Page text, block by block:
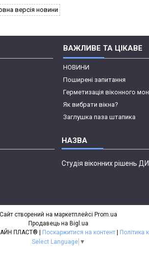
версія новини
ВАЖЛИВЕ ТА ЦІКАВЕ
НОВИНИ
Поширені запитання
Герметизація віконного
Як вибрати вікна?
Заглушка паза штапика
Студія віконних рішень
Сайт створений на маркетплейсі Prom.ua
Продавець на Bigl.ua
Поскаржитися на контент
Політика
Select Language ▼